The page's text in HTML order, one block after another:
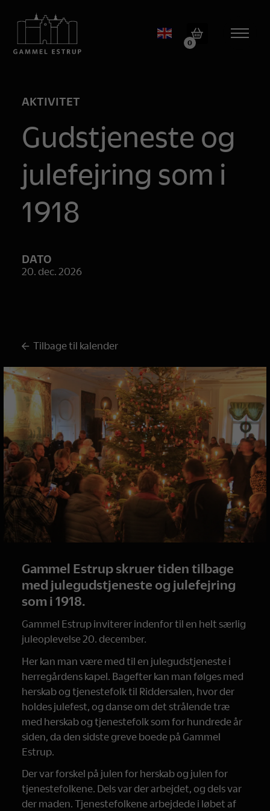
0
AKTIVITET
Gudstjeneste og
julefejring som i
1918
DATO
20. dec. 2026
Tilbage til kalender
Gammel Estrup skruer tiden tilbage
med julegudstjeneste og julefejring
som i 1918.
Gammel Estrup inviterer indenfor til en helt særlig
juleoplevelse 20. december.
Her kan man være med til en julegudstjeneste i
herregårdens kapel. Bagefter kan man følges med
herskab og tjenestefolk til Riddersalen, hvor der
holdes julefest, og danse om det strålende træ
med herskab og tjenestefolk som for hundrede år
siden, da den sidste greve boede på Gammel
Estrup.
Der var forskel på julen for herskab og julen for
tjenestefolkene. Dels var der arbejdet, og dels var
der maden. Tjenestefolkene arbejdede i løbet af